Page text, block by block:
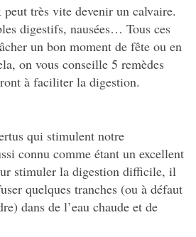
très vite devenir un calvaire.
digestifs, nausées… Tous ces
un bon moment de fête ou en
on vous conseille 5 remèdes
à faciliter la digestion.
qui stimulent notre
connu comme étant un excellent
stimuler la digestion difficile, il
quelques tranches (ou à défaut
dans de l’eau chaude et de